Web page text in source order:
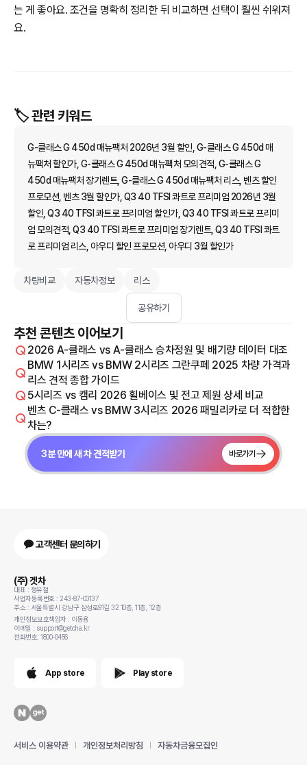
는 게 좋아요. 조건을 명확히 정리한 뒤 비교하면 선택이 훨씬 쉬워져
요.
🏷️ 관련 키워드
G-클래스 G 450d 매뉴팩처 2026년 3월 할인, G-클래스 G 450d 매
뉴팩처 할인가, G-클래스 G 450d 매뉴팩처 모의견적, G-클래스 G
450d 매뉴팩처 장기렌트, G-클래스 G 450d 매뉴팩처 리스, 벤츠 할인
프로모션, 벤츠 3월 할인가, Q3 40 TFSI 콰트로 프리미엄 2026년 3월
할인, Q3 40 TFSI 콰트로 프리미엄 할인가, Q3 40 TFSI 콰트로 프리미
엄 모의견적, Q3 40 TFSI 콰트로 프리미엄 장기렌트, Q3 40 TFSI 콰트
로 프리미엄 리스, 아우디 할인 프로모션, 아우디 3월 할인가
차량비교 자동차정보 리스
공유하기
추천 콘텐츠 이어보기
2026 A-클래스 vs A-클래스 승차정원 및 배기량 데이터 대조
BMW 1시리즈 vs BMW 2시리즈 그란쿠페 2025 차량 가격과
리스 견적 종합 가이드
5시리즈 vs 캠리 2026 휠베이스 및 전고 제원 상세 비교
벤츠 C-클래스 vs BMW 3시리즈 2026 패밀리카로 더 적합한
차는?
3분 만에 새 차 견적받기 바로가기
고객센터 문의하기
(주) 겟차
대표 : 정유철
사업자등록번호 : 243-87-00137
주소 : 서울특별시 강남구 삼성로91길 32 10층, 11층, 12층
개인정보보호책임자 : 이동용
이메일 : support@getcha.kr
전화번호: 1800-0456
App store Play store
서비스 이용약관 개인정보처리방침 자동차금융모집인